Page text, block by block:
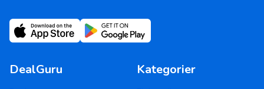
DealGuru Kategorier